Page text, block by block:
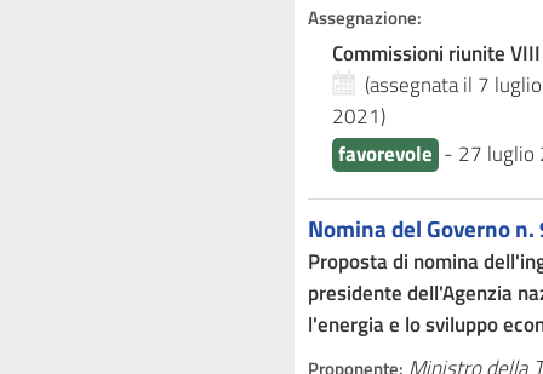
Assegnazione:
Commissioni riunite
(assegnata il 7
2021)
favorevole - 27 luglio
Nomina del Governo n.
Proposta di nomina
presidente dell'Agenzia
l'energia e lo sviluppo